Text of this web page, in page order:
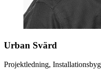
Urban Svärd
Projektledning,